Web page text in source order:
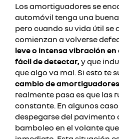
Los amortiguadores se
automóvil tenga una
pero cuando su vida útil se
comienzan a volverse
leve o intensa vibración en
fácil de detectar,y que
que algo va mal. Si esto te
cambio de amortiguadores
realmente pasa es que las
constante. En algunos
despegarse del pavimento
bamboleo en el volante